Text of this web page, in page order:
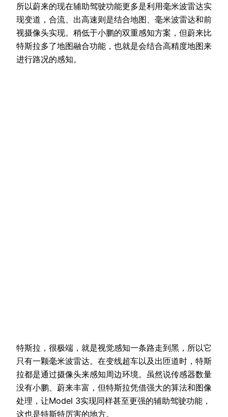
所以蔚来的现在辅助驾驶功能更多是利用毫米波雷达实
现变道，合流、出高速则是结合地图、毫米波雷达和前
视摄像头实现。稍低于小鹏的双重感知方案，但蔚来比
特斯拉多了地图融合功能，也就是会结合高精度地图来
进行路况的感知。
特斯拉，很极端，就是视觉感知一条路走到黑，所以它
只有一颗毫米波雷达。在变线超车以及出匝道时，特斯
拉都是通过摄像头来感知周边环境。虽然说传感器数量
没有小鹏、蔚来丰富，但特斯拉凭借强大的算法和图像
处理，让Model 3实现同样甚至更强的辅助驾驶功能，
这也是特斯特厉害的地方。